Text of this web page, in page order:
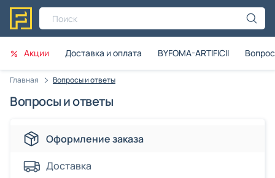
Поиск
Акции Доставка и оплата BYFOMA-ARTIFICII
Главная Вопросы и ответы
Вопросы и ответы
Оформление заказа
Доставка